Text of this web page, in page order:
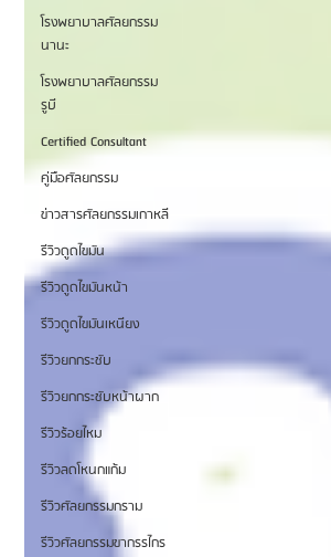
โรงพยาบาลศัลยกรรม
นานะ
โรงพยาบาลศัลยกรรม
รูบี
Certified Consultant
คู่มือศัลยกรรม
ข่าวสารศัลยกรรมเกาหลี
รีวิวดูดไขมัน
รีวิวดูดไขมันหน้า
รีวิวดูดไขมันเหนียง
รีวิวยกกระชับ
รีวิวยกกระชับหน้าผาก
รีวิวร้อยไหม
รีวิวลดโหนกแก้ม
รีวิวศัลยกรรมกราม
รีวิวศัลยกรรมขากรรไกร